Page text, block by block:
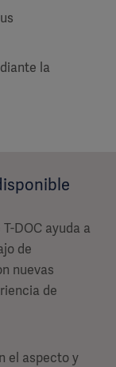
la
DOC ayuda a
de
nuevas
de
el aspecto y